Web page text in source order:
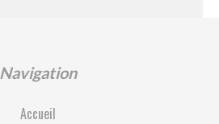
Navigation
Accueil